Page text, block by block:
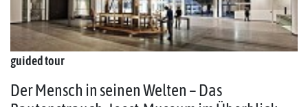
guided tour
Der Mensch in seinen Welten – Das